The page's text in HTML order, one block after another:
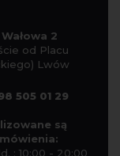
Wałowa 2
od Placu
Lwów
505 01 29
są
: 10:00 - 20:00